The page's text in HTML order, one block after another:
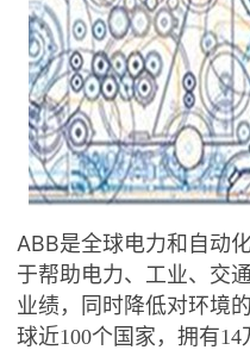
ABB是全球电力和自动
于帮助电力、工业、交
业绩，同时降低对环境的
球近100个国家，拥有14